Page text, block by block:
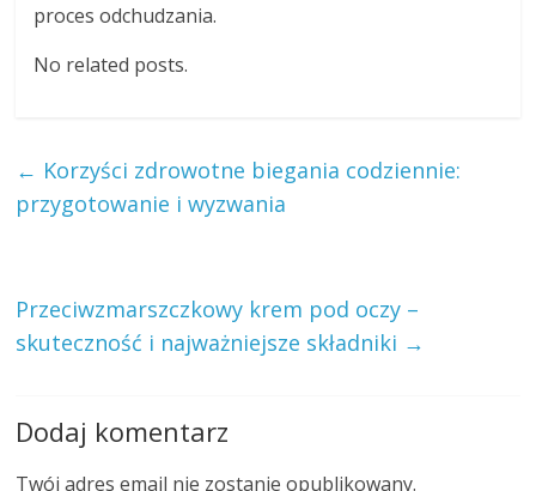
proces odchudzania.
No related posts.
← Korzyści zdrowotne biegania codziennie:
przygotowanie i wyzwania
Przeciwzmarszczkowy krem pod oczy –
skuteczność i najważniejsze składniki →
Dodaj komentarz
Twój adres email nie zostanie opublikowany.